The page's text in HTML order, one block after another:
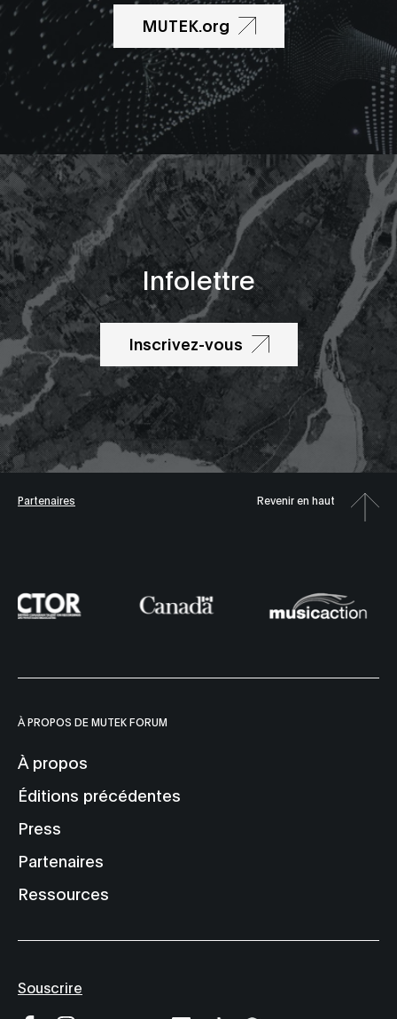
MUTEK.org
Infolettre
Inscrivez-vous
Partenaires Revenir en haut
À PROPOS DE MUTEK FORUM
À propos
Éditions précédentes
Press
Partenaires
Ressources
Souscrire